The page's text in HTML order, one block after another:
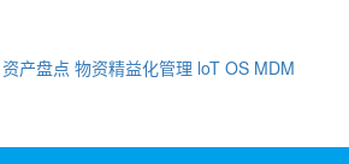
资产盘点 物资精益化管理 loT OS MDM